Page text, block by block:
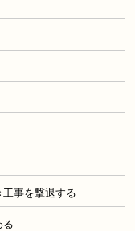
事を撃退する
る